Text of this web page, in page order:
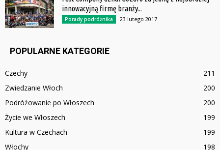
innowacyjną firmę branży...
Porady podróżnika 23 lutego 2017
POPULARNE KATEGORIE
Czechy
211
Zwiedzanie Włoch
200
Podróżowanie po Włoszech
200
Życie we Włoszech
199
Kultura w Czechach
199
Włochy
198